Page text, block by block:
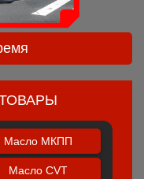
Масло МКПП
Масло CVT